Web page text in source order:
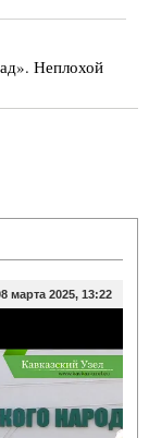
Неплохой
марта 2025, 13:22